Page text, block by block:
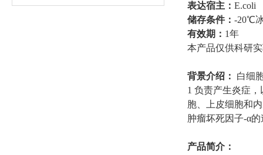
表达宿主： E.coli
储存条件： -20℃
有效期： 1年
本产品仅供科研
背景介绍：
白细
1 负责产生炎症
胞、上皮细胞和
肿瘤坏死因子-α
产品简介：